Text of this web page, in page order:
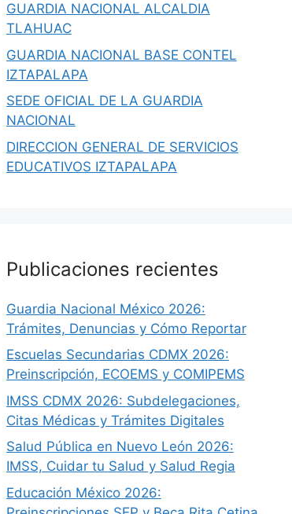
GUARDIA NACIONAL ALCALDIA
TLAHUAC
GUARDIA NACIONAL BASE CONTEL
IZTAPALAPA
SEDE OFICIAL DE LA GUARDIA
NACIONAL
DIRECCION GENERAL DE SERVICIOS
EDUCATIVOS IZTAPALAPA
Publicaciones recientes
Guardia Nacional México 2026:
Trámites, Denuncias y Cómo Reportar
Escuelas Secundarias CDMX 2026:
Preinscripción, ECOEMS y COMIPEMS
IMSS CDMX 2026: Subdelegaciones,
Citas Médicas y Trámites Digitales
Salud Pública en Nuevo León 2026:
IMSS, Cuidar tu Salud y Salud Regia
Educación México 2026: